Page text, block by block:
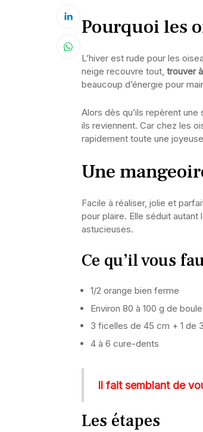
Pourquoi les
L’hiver est rude pour les
neige recouvre tout, trouver
beaucoup d’énergie pour
Alors dès qu’ils repèrent
ils reviennent. Car chez les
rapidement toute une
Une
Facile à réaliser, jolie et
pour plaire. Elle séduit
astucieuses.
Ce qu’il vous
1/2 orange bien ferme
Environ 80 à 100 g de
3 ficelles de 45 cm + 1 de
4 à 6 cure-dents
Il fait semblant de
Les étapes